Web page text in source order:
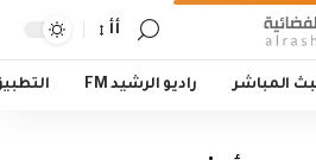
أأ
المباشر راديو الرشيد FM